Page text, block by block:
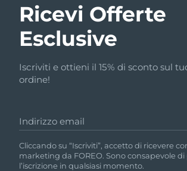
Ricevi Offerte
Esclusive
Iscriviti e ottieni il 15% di sconto sul
ordine!
Indirizzo email
Cliccando su “Iscriviti”, accetto di ricevere
marketing da FOREO. Sono consapevole
l’iscrizione in qualsiasi momento.